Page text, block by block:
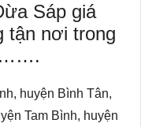
Sáp giá
tận nơi trong
huyện Bình Tân,
Tam Bình, huyện